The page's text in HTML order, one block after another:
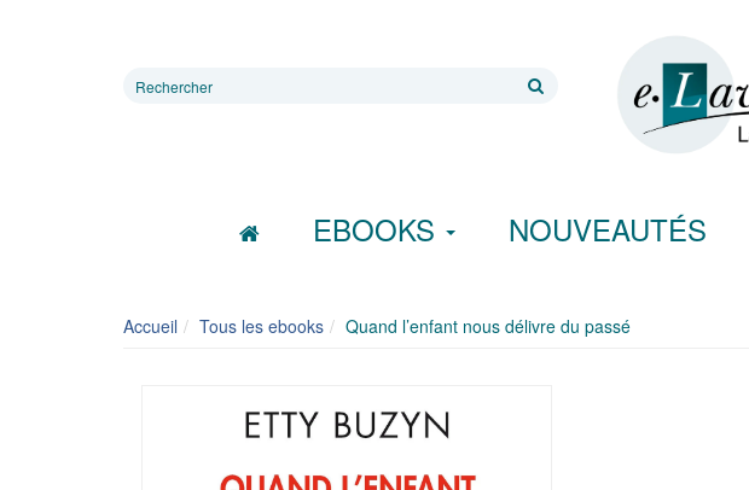
Rechercher
EBOOKS NOUVEAUTÉS
Accueil Tous les ebooks Quand l’enfant nous délivre du passé